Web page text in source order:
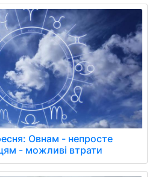
Овнам - непросте
- можливі втрати